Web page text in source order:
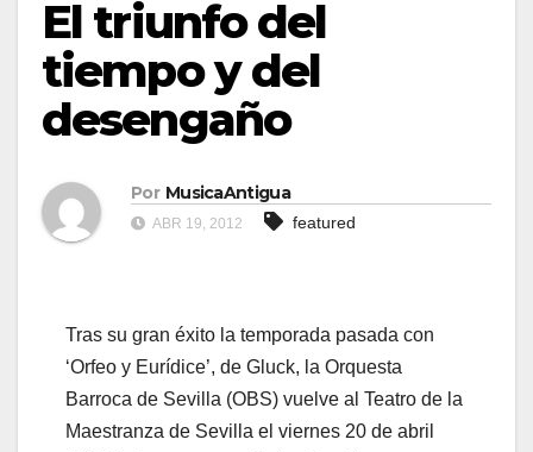
El triunfo del
tiempo y del
desengaño
Por MusicaAntigua
ABR 19, 2012 featured
Tras su gran éxito la temporada pasada con
‘Orfeo y Eurídice’, de Gluck, la Orquesta
Barroca de Sevilla (OBS) vuelve al Teatro de la
Maestranza de Sevilla el viernes 20 de abril